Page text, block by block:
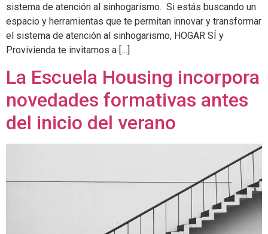
sistema de atención al sinhogarismo. Si estás buscando un
espacio y herramientas que te permitan innovar y transformar
el sistema de atención al sinhogarismo, HOGAR SÍ y
Provivienda te invitamos a […]
La Escuela Housing incorpora
novedades formativas antes
del inicio del verano